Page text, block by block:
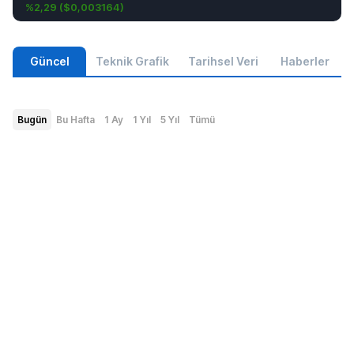
%2,29 ($0,003164)
Güncel Teknik Grafik Tarihsel Veri Haberler
Bugün Bu Hafta 1 Ay 1 Yıl 5 Yıl Tümü